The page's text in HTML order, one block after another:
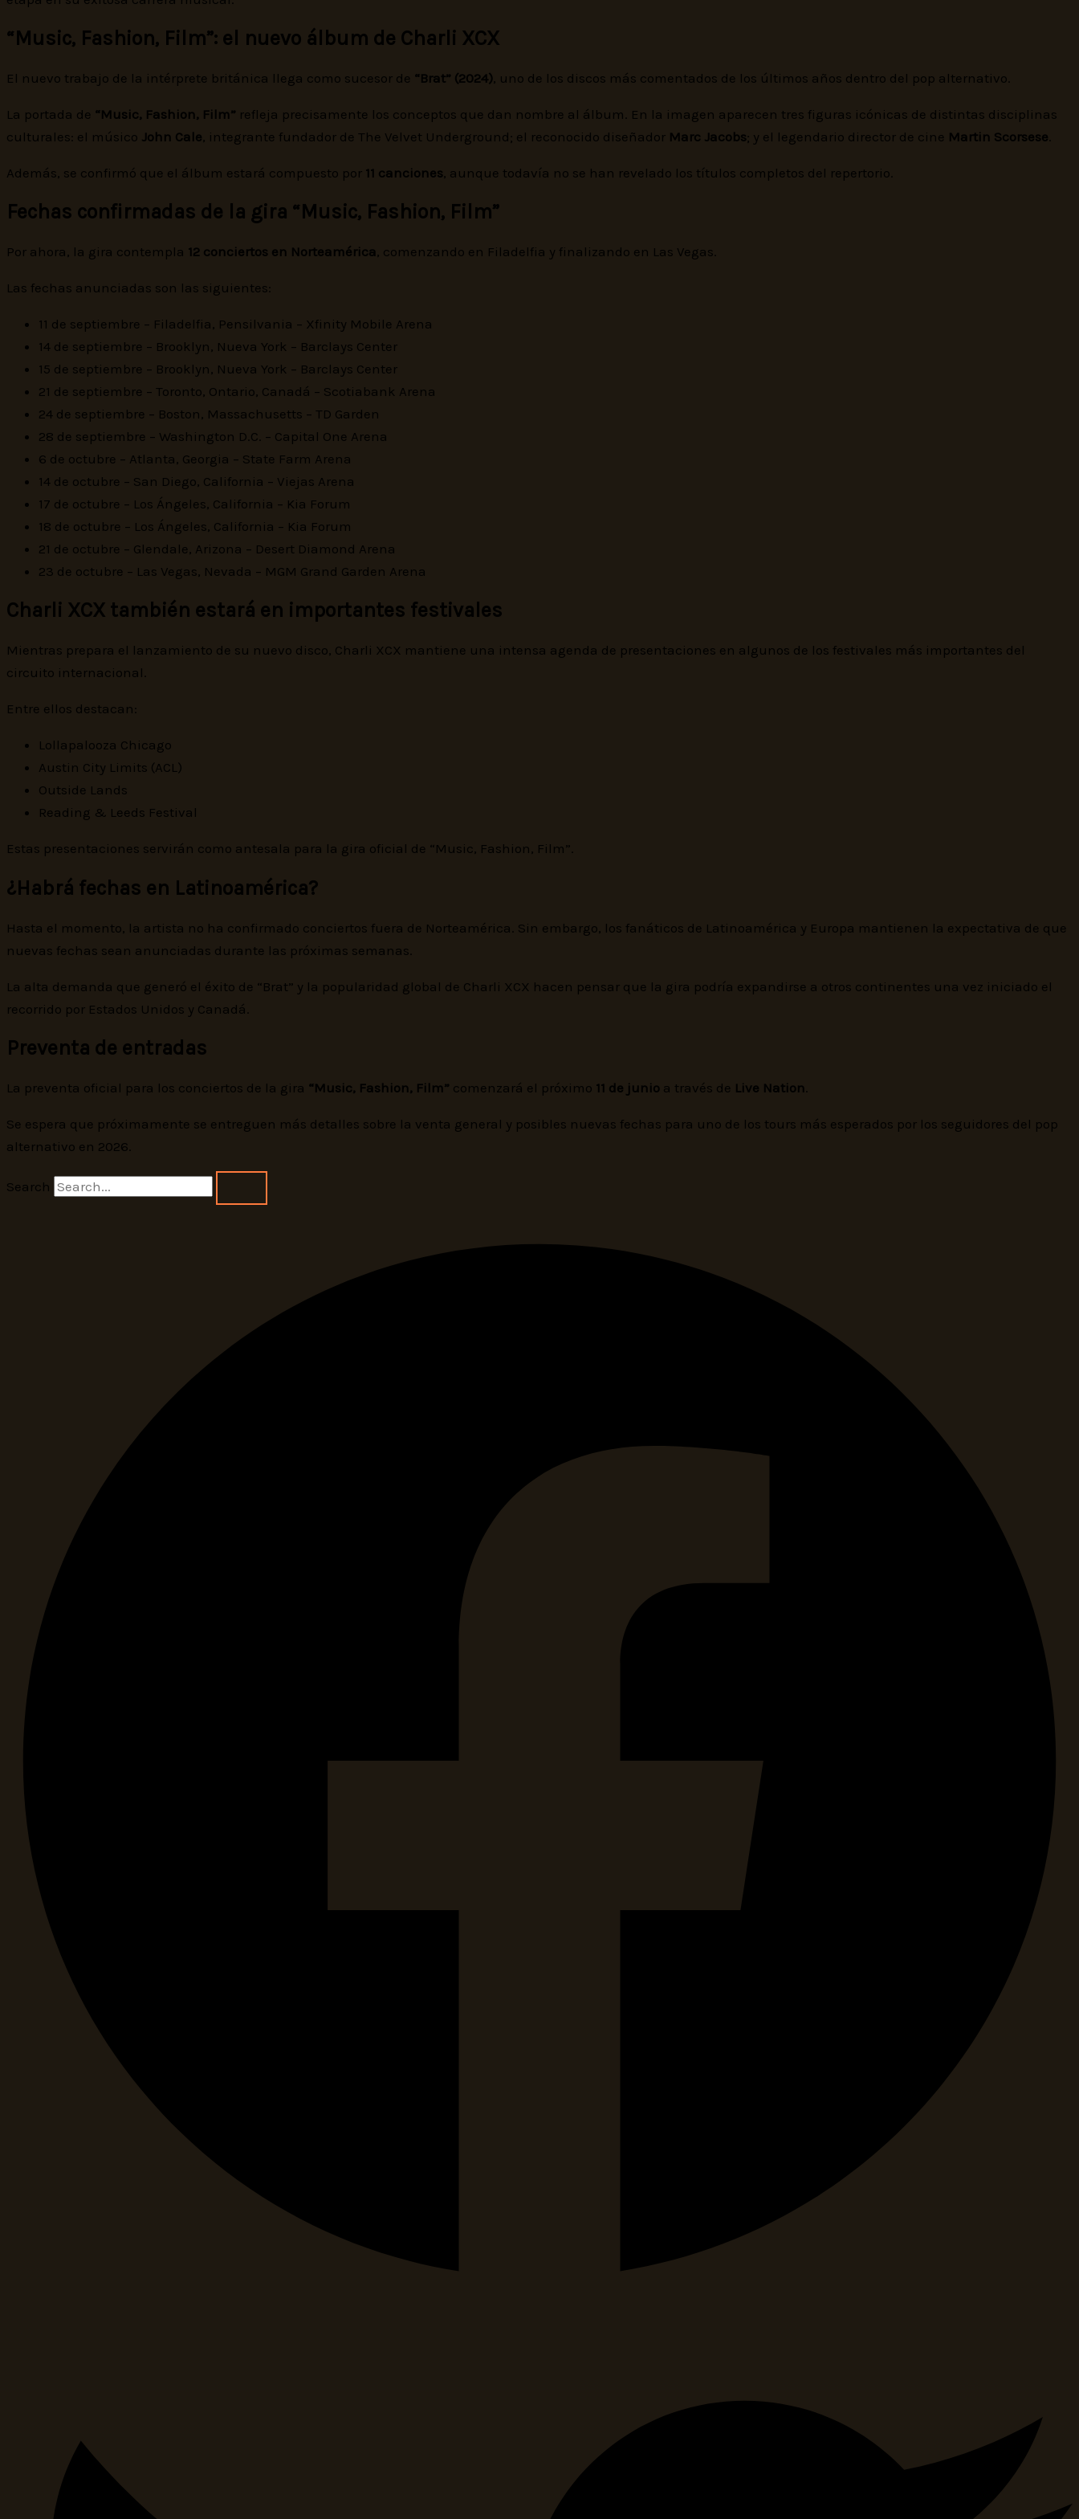
“Music, Fashion, Film”: el nuevo álbum de Charli XCX
El nuevo trabajo de la intérprete británica llega como sucesor de “Brat” (2024), uno de los discos más comentados de los últimos años dentro del pop alternativo.
La portada de “Music, Fashion, Film” refleja precisamente los conceptos que dan nombre al álbum. En la imagen aparecen tres figuras icónicas de distintas disciplinas
culturales: el músico John Cale, integrante fundador de The Velvet Underground; el reconocido diseñador Marc Jacobs; y el legendario director de cine Martin Scorsese
Además, se confirmó que el álbum estará compuesto por 11 canciones, aunque todavía no se han revelado los títulos completos del repertorio.
Fechas confirmadas de la gira “Music, Fashion, Film”
Por ahora, la gira contempla 12 conciertos en Norteamérica, comenzando en Filadelfia y finalizando en Las Vegas.
Las fechas anunciadas son las siguientes:
11 de septiembre – Filadelfia, Pensilvania – Xfinity Mobile Arena
14 de septiembre – Brooklyn, Nueva York – Barclays Center
15 de septiembre – Brooklyn, Nueva York – Barclays Center
21 de septiembre – Toronto, Ontario, Canadá – Scotiabank Arena
24 de septiembre – Boston, Massachusetts – TD Garden
28 de septiembre – Washington D.C. – Capital One Arena
6 de octubre – Atlanta, Georgia – State Farm Arena
14 de octubre – San Diego, California – Viejas Arena
17 de octubre – Los Ángeles, California – Kia Forum
18 de octubre – Los Ángeles, California – Kia Forum
21 de octubre – Glendale, Arizona – Desert Diamond Arena
23 de octubre – Las Vegas, Nevada – MGM Grand Garden Arena
Charli XCX también estará en importantes festivales
Mientras prepara el lanzamiento de su nuevo disco, Charli XCX mantiene una intensa agenda de presentaciones en algunos de los festivales más importantes del
circuito internacional.
Entre ellos destacan:
Lollapalooza Chicago
Austin City Limits (ACL)
Outside Lands
Reading & Leeds Festival
Estas presentaciones servirán como antesala para la gira oficial de “Music, Fashion, Film”.
¿Habrá fechas en Latinoamérica?
Hasta el momento, la artista no ha confirmado conciertos fuera de Norteamérica. Sin embargo, los fanáticos de Latinoamérica y Europa mantienen la expectativa de que
nuevas fechas sean anunciadas durante las próximas semanas.
La alta demanda que generó el éxito de “Brat” y la popularidad global de Charli XCX hacen pensar que la gira podría expandirse a otros continentes una vez iniciado el
recorrido por Estados Unidos y Canadá.
Preventa de entradas
La preventa oficial para los conciertos de la gira “Music, Fashion, Film” comenzará el próximo 11 de junio a través de Live Nation.
Se espera que próximamente se entreguen más detalles sobre la venta general y posibles nuevas fechas para uno de los tours más esperados por los seguidores del pop
alternativo en 2026.
Search